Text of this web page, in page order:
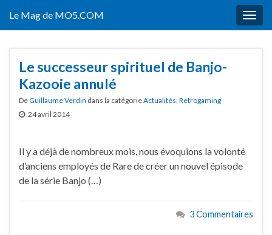
Le Mag de MO5.COM
Le successeur spirituel de Banjo-
Kazooie annulé
DeGuillaume Verdin dans la catégorieActualités, Retrogaming
24 avril 2014
Il y a déjà de nombreux mois, nous évoquions la volonté
d’anciens employés de Rare de créer un nouvel épisode
de la série Banjo (…)
3 Commentaires